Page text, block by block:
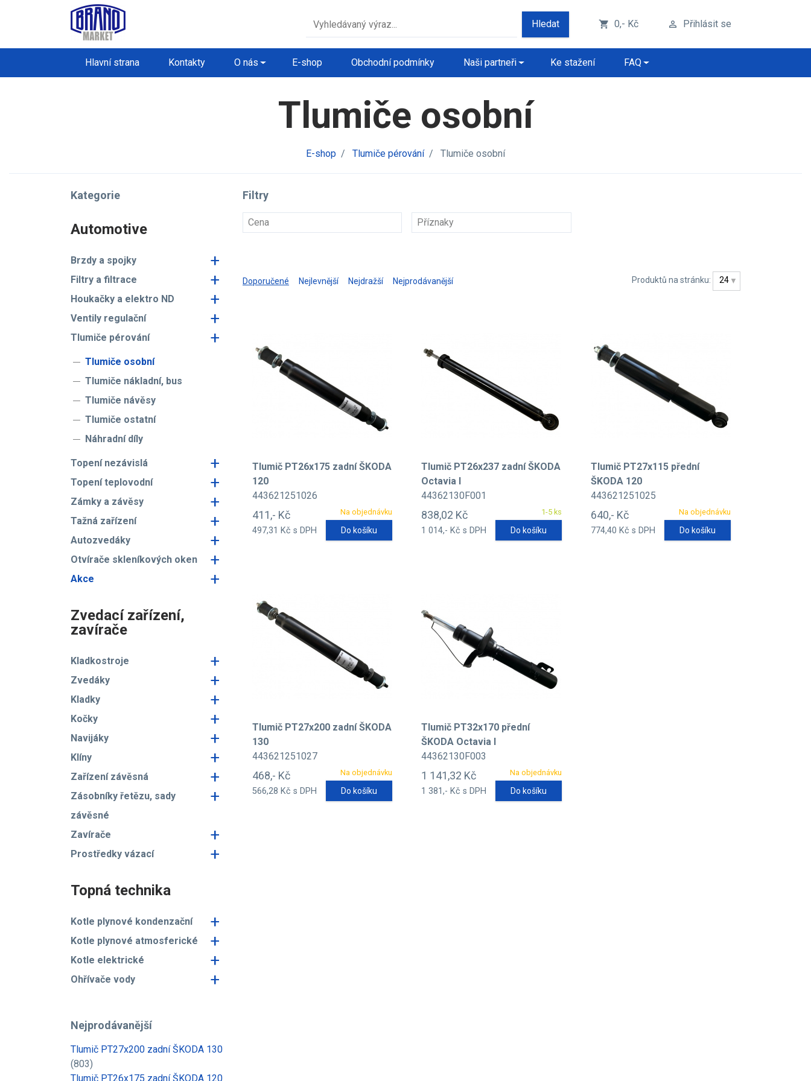
Hledat shopping_cart 0,- Kč perm_identity Přihlásit se
Hlavní strana Kontakty O nás E-shop Obchodní podmínky Naši partneři Ke stažení FAQ
Tlumiče osobní
E-shop / Tlumiče pérování / Tlumiče osobní
Kategorie
Automotive
Brzdy a spojky +
Filtry a filtrace +
Houkačky a elektro ND +
Ventily regulační +
Tlumiče pérování +
Tlumiče osobní
Tlumiče nákladní, bus
Tlumiče návěsy
Tlumiče ostatní
Náhradní díly
Topení nezávislá +
Topení teplovodní +
Zámky a závěsy +
Tažná zařízení +
Autozvedáky +
Otvírače skleníkových oken +
Akce +
Zvedací zařízení,
zavírače
Kladkostroje +
Zvedáky +
Kladky +
Kočky +
Navijáky +
Klíny +
Zařízení závěsná +
Zásobníky řetězu, sady
závěsné
+
Zavírače +
Prostředky vázací +
Topná technika
Kotle plynové kondenzační +
Kotle plynové atmosferické +
Kotle elektrické +
Ohřívače vody +
Nejprodávanější
Tlumič PT27x200 zadní ŠKODA 130
(803)
Tlumič PT26x175 zadní ŠKODA 120
Filtry
Cena Příznaky
Doporučené Nejlevnější Nejdražší Nejprodávanější Produktů na stránku: 24
Tlumič PT26x175 zadní ŠKODA
120
443621251026
Na objednávku
411,- Kč
497,31 Kč s DPH Do košíku
Tlumič PT26x237 zadní ŠKODA
Octavia I
44362130F001
1-5 ks
838,02 Kč
1 014,- Kč s DPH Do košíku
Tlumič PT27x115 přední
ŠKODA 120
443621251025
Na objednávku
640,- Kč
774,40 Kč s DPH Do košíku
Tlumič PT27x200 zadní ŠKODA
130
443621251027
Na objednávku
468,- Kč
566,28 Kč s DPH Do košíku
Tlumič PT32x170 přední
ŠKODA Octavia I
44362130F003
Na objednávku
1 141,32 Kč
1 381,- Kč s DPH Do košíku